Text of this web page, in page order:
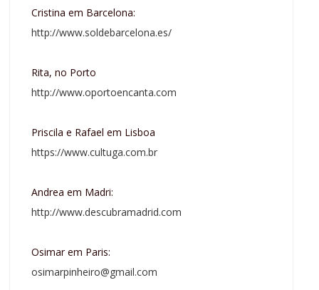
Cristina em Barcelona:
http://www.soldebarcelona.es/
Rita, no Porto
http://www.oportoencanta.com
Priscila e Rafael em Lisboa
https://www.cultuga.com.br
Andrea em Madri:
http://www.descubramadrid.com
Osimar em Paris:
osimarpinheiro@gmail.com